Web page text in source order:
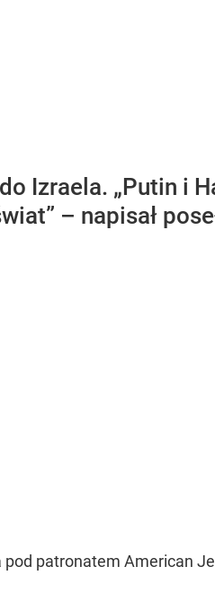
Izraela. „Putin i
– napisał
pod patronatem American